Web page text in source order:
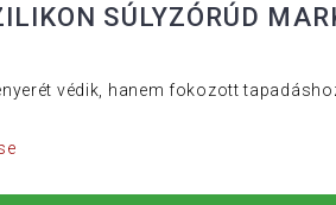
SÚLYZÓRÚD
védik, hanem fokozott